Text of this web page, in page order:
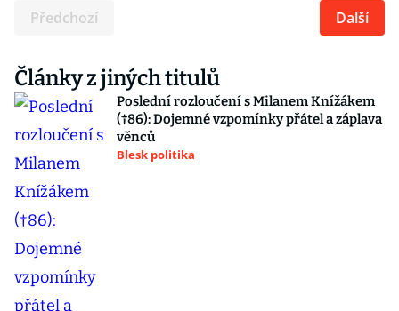
Předchozí Další
Články z jiných titulů
Poslední rozloučení s Milanem Knížákem
(†86): Dojemné vzpomínky přátel a záplava
věnců
Blesk politika